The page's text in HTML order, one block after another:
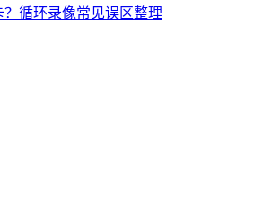
循环录像常见误区整理